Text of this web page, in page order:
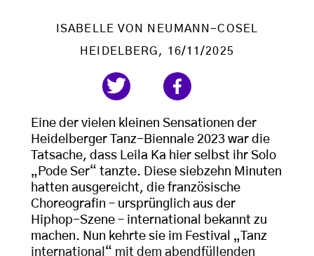
ISABELLE VON NEUMANN-COSEL
HEIDELBERG , 16/11/2025
Eine der vielen kleinen Sensationen der
Heidelberger Tanz-Biennale 2023 war die
Tatsache, dass Leila Ka hier selbst ihr Solo
„Pode Ser“ tanzte. Diese siebzehn Minuten
hatten ausgereicht, die französische
Choreografin – ursprünglich aus der
Hiphop-Szene – international bekannt zu
machen. Nun kehrte sie im Festival „Tanz
international“ mit dem abendfüllenden